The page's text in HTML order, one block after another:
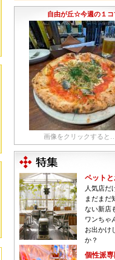
自由が丘☆今週の１コ
画像をクリックすると
ペット
人気店だ
まだまだ
ない新店
ワンちゃ
お出かけ
か？
個性派